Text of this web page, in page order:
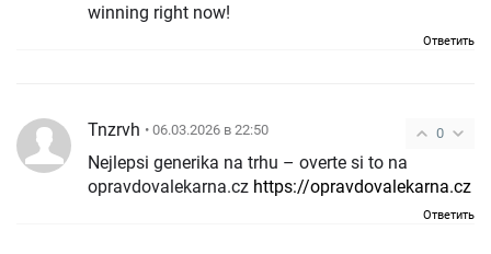
winning right now!
Ответить
0
Tnzrvh • 06.03.2026 в 22:50
Nejlepsi generika na trhu – overte si to na
opravdovalekarna.cz https://opravdovalekarna.cz
Ответить